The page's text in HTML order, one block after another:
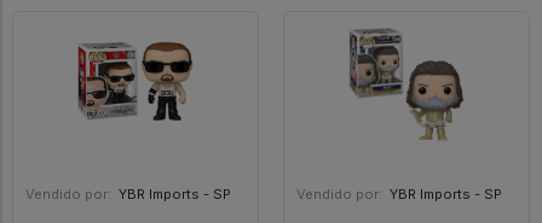
Vendido por: YBR Imports - SP Vendido por: YBR Imports - SP